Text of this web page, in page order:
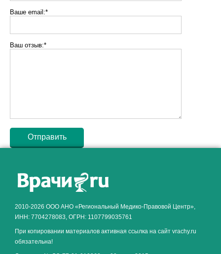
Ваше email:*
Ваш отзыв:*
2010-2026 ООО АНО «Региональный Медико-Правовой Центр»,
ИНН: 7704278083, ОГРН: 1107799035761
При копировании материалов активная ссылка на сайт vrachy.ru
обязательна!